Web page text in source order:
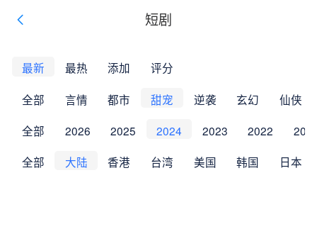
短剧
最新 最热 添加 评分
全部 言情 都市 甜宠 逆袭 玄幻 仙侠
全部 2026 2025 2024 2023 2022
全部 大陆 香港 台湾 美国 韩国 日本